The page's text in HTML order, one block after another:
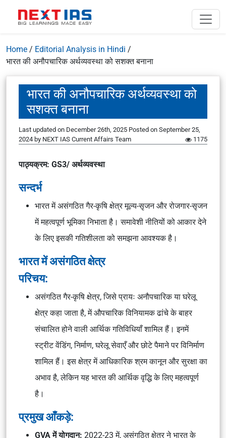
Home / Editorial Analysis in Hindi /
भारत की अनौपचारिक अर्थव्यवस्था को सशक्त बनाना
भारत की अनौपचारिक अर्थव्यवस्था को
सशक्त बनाना
Last updated on December 26th, 2025 Posted on September 25,
2024 by NEXT IAS Current Affairs Team 1175
पाठ्यक्रम: GS3/ अर्थव्यवस्था
सन्दर्भ
भारत में असंगठित गैर-कृषि क्षेत्र मूल्य-सृजन और रोजगार-सृजन
में महत्वपूर्ण भूमिका निभाता है। समावेशी नीतियों को आकार देने
के लिए इसकी गतिशीलता को समझना आवश्यक है।
भारत में असंगठित क्षेत्र
परिचय:
असंगठित गैर-कृषि क्षेत्र, जिसे प्रायः अनौपचारिक या घरेलू
क्षेत्र कहा जाता है, में औपचारिक विनियामक ढांचे के बाहर
संचालित होने वाली आर्थिक गतिविधियाँ शामिल हैं। इनमें
स्ट्रीट वेंडिंग, निर्माण, घरेलू सेवाएँ और छोटे पैमाने पर विनिर्माण
शामिल हैं। इस क्षेत्र में आधिकारिक श्रम कानून और सुरक्षा का
अभाव है, लेकिन यह भारत की आर्थिक वृद्धि के लिए महत्वपूर्ण
है।
प्रमुख आँकड़े:
GVA में योगदान: 2022-23 में, असंगठित क्षेत्र ने भारत के